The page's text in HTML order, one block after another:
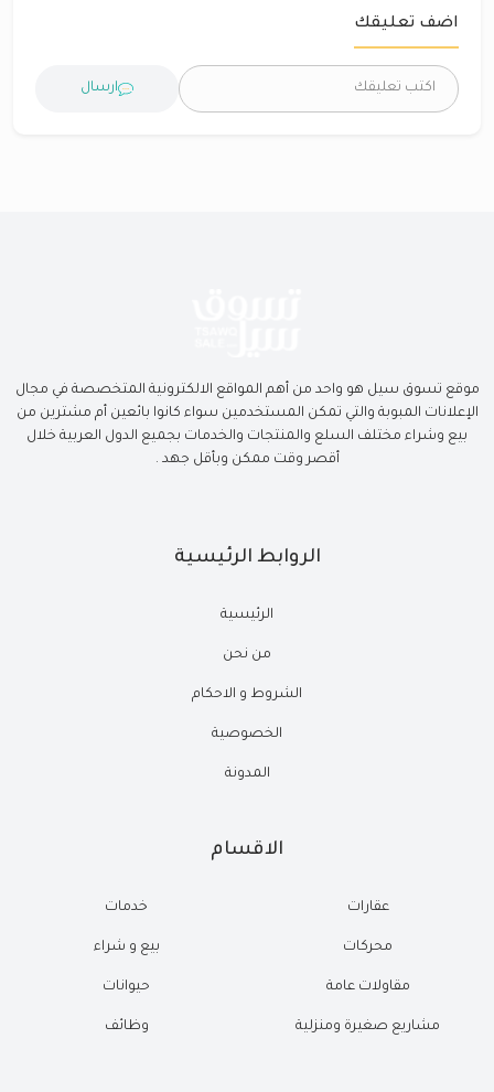
اضف تعليقك
ارسال
موقع تسوق سيل هو واحد من أهم المواقع الالكترونية المتخصصة في مجال
الإعلانات المبوبة والتي تمكن المستخدمين سواء كانوا بائعين أم مشترين من
بيع وشراء مختلف السلع والمنتجات والخدمات بجميع الدول العربية خلال
أقصر وقت ممكن وبأقل جهد .
الروابط الرئيسية
الرئيسية
من نحن
الشروط و الاحكام
الخصوصية
المدونة
الاقسام
عقارات
محركات
مقاولات عامة
مشاريع صغيرة ومنزلية
خدمات
بيع و شراء
حيوانات
وظائف